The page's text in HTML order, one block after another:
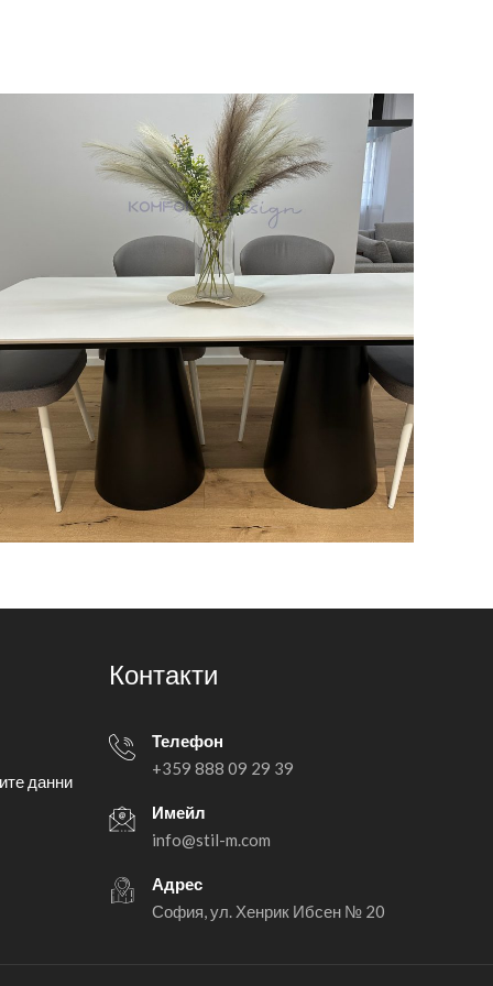
Частен дом
данни
Контакти
Телефон
+359 888 09 29 39
Имейл
info@stil-m.com
Адрес
София, ул. Хенрик Ибсен № 20